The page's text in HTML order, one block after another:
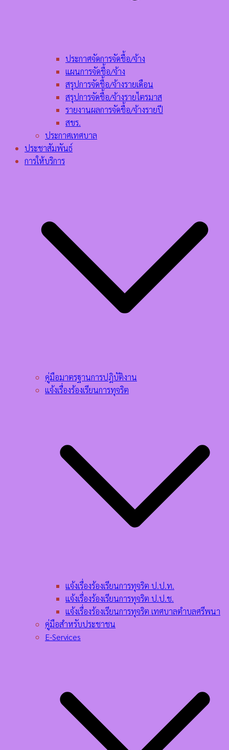
ประกาศจัดการจัดชื้อ/จ้าง
แผนการจัดชื้อ/จ้าง
สรุปการจัดชื้อ/จ้างรายเดือน
สรุปการจัดชื้อ/จ้างรายไตรมาส
รายงานผลการจัดชื้อ/จ้างรายปี
สขร.
ประกาศเทศบาล
ประชาสัมพันธ์
การให้บริการ
คู่มือมาตรฐานการปฎิบัติงาน
แจ้งเรื่องร้องเรียนการทุจริต
แจ้งเรื่องร้องเรียนการทุจริต ป.ป.ท.
แจ้งเรื่องร้องเรียนการทุจริต ป.ป.ช.
แจ้งเรื่องร้องเรียนการทุจริต เทศบาลตำบลศรีพนา
คู่มือสำหรับประชาชน
E-Services